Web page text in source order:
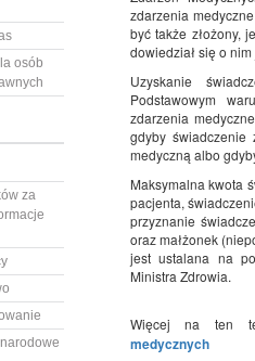
osób
za
zdarzenia
być także złożony,
dowiedział się o
Uzyskanie
Podstawowym
zdarzenia
gdyby świadczenie
medyczną albo
Maksymalna kwota
pacjenta,
przyznanie
oraz małżonek
jest ustalana na
Ministra Zdrowia.
Więcej na ten
medycznych